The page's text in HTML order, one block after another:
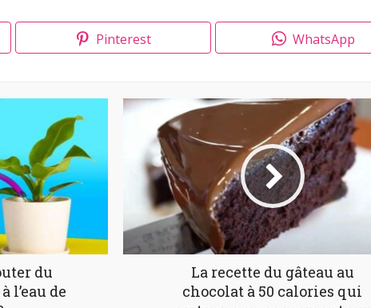
Pinterest WhatsApp
du
l’eau de
La recette du gâteau au
chocolat à 50 calories qui